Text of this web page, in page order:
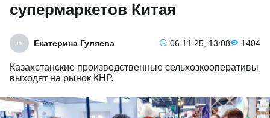
супермаркетов Китая
Екатерина Гуляева 06.11.25, 13:08 1404
Казахстанские производственные сельхозкооперативы
выходят на рынок КНР.